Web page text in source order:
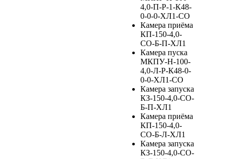
4,0-П-Р-1-К48-
0-0-0-ХЛ1-СО
Камера приёма
КП-150-4,0-
СО-Б-П-ХЛ1
Камера пуска
МКПУ-Н-100-
4,0-Л-Р-К48-0-
0-0-ХЛ1-СО
Камера запуска
КЗ-150-4,0-СО-
Б-П-ХЛ1
Камера приёма
КП-150-4,0-
СО-Б-Л-ХЛ1
Камера запуска
КЗ-150-4,0-СО-